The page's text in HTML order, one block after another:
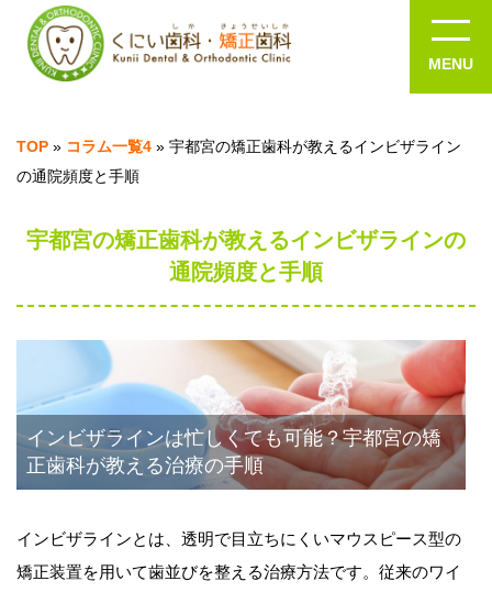
TOP » コラム一覧4 »宇都宮の矯正歯科が教えるインビザライン
の通院頻度と手順
宇都宮の矯正歯科が教えるインビザラインの
通院頻度と手順
インビザラインは忙しくても可能？宇都宮の矯
正歯科が教える治療の手順
インビザラインとは、透明で目立ちにくいマウスピース型の
矯正装置を用いて歯並びを整える治療方法です。従来のワイ